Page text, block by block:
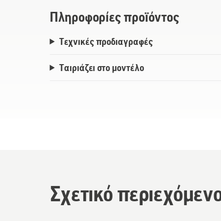
Πληροφορίες προϊόντος
Τεχνικές προδιαγραφές
Ταιριάζει στο μοντέλο
Σχετικό